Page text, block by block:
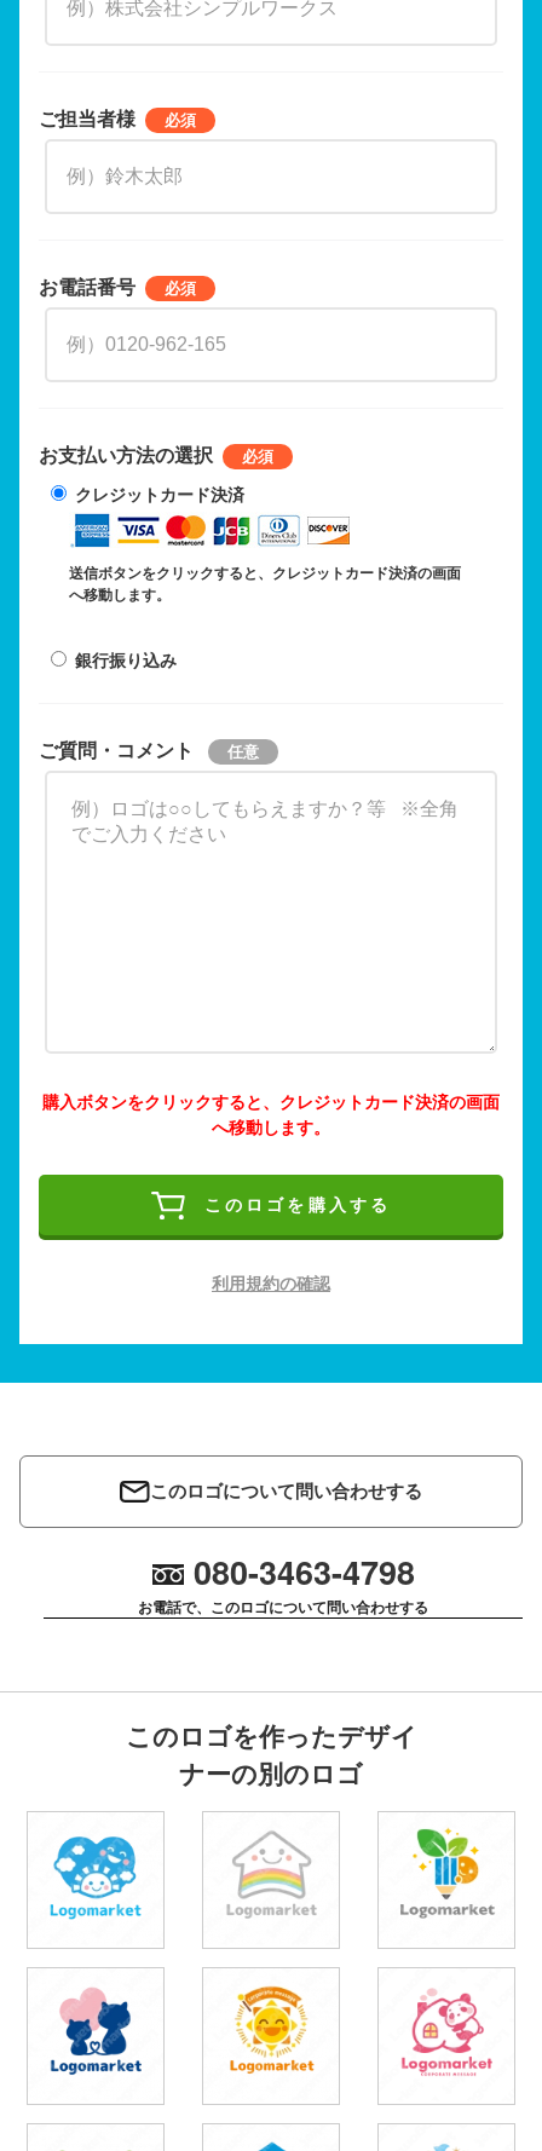
ご担当者様
お電話番号
お支払い方法の選択
クレジットカード決済
送信ボタンをクリックすると、クレジットカード決済の画面
へ移動します。
銀行振り込み
ご質問・コメント
購入ボタンをクリックすると、クレジットカード決済の画面
へ移動します。
このロゴを購入する
利用規約の確認
このロゴについて問い合わせする
080-3463-4798
お電話で、このロゴについて問い合わせする
このロゴを作ったデザイ
ナーの別のロゴ